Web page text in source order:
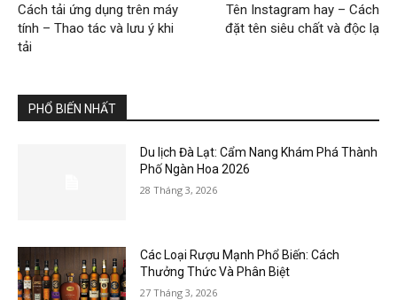
Cách tải ứng dụng trên máy
tính – Thao tác và lưu ý khi
tải
Tên Instagram hay – Cách
đặt tên siêu chất và độc lạ
PHỔ BIẾN NHẤT
Du lịch Đà Lạt: Cẩm Nang Khám Phá Thành
Phố Ngàn Hoa 2026
28 Tháng 3, 2026
Các Loại Rượu Mạnh Phổ Biến: Cách
Thưởng Thức Và Phân Biệt
27 Tháng 3, 2026